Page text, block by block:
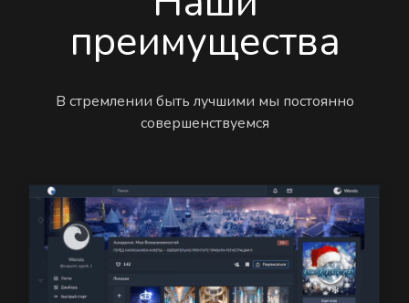
преимущества
В стремлении быть лучшими мы постоянно
совершенствуемся